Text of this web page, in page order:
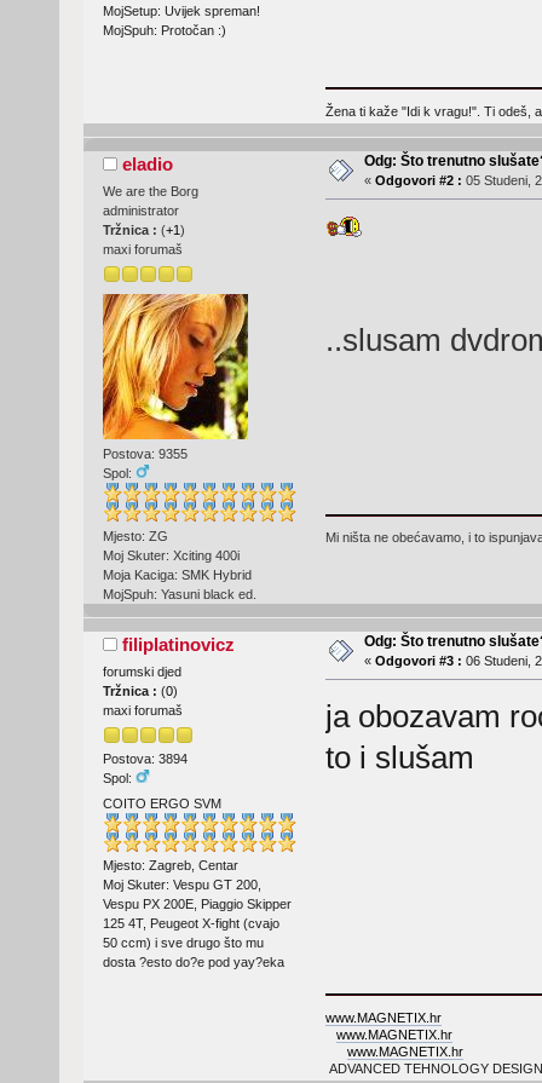
MojSetup: Uvijek spreman!
MojSpuh: Protočan :)
Žena ti kaže "Idi k vragu!". Ti odeš,
eladio
We are the Borg
administrator
Tržnica : (+1)
maxi forumaš
Postova: 9355
Spol:
Mjesto: ZG
Moj Skuter: Xciting 400i
Moja Kaciga: SMK Hybrid
MojSpuh: Yasuni black ed.
Odg: Što trenutno
« Odgovori #2 : 05 Studeni,
..slusam
Mi ništa ne obećavamo, i to
filiplatinovicz
forumski djed
Tržnica : (0)
maxi forumaš
Postova: 3894
Spol:
COITO ERGO SVM
Mjesto: Zagreb, Centar
Moj Skuter: Vespu GT 200,
Vespu PX 200E, Piaggio Skipper
125 4T, Peugeot X-fight (cvajo
50 ccm) i sve drugo što mu
dosta ?esto do?e pod yay?eka
Odg: Što trenutno
« Odgovori #3 : 06 Studeni,
ja obozavam
to i slušam
www.MAGNETIX.hr
www.MAGNETIX.hr
www.MAGNETIX.hr
ADVANCED TEHNOLOGY